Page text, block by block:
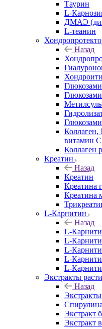
Таурин
L-
ДМАЭ
L-теанин
Назад
витамин С
Коллаген
Креатин
Назад
Креатин
Креатина
Креатина
L-Карнитин
Назад
L-
L-
L-
L-
L-
Экстракты
Назад
Экстракт
Экстракт